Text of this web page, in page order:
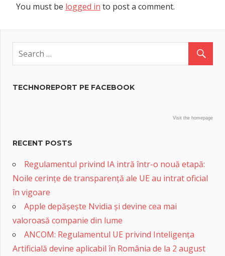
You must be logged in to post a comment.
TECHNOREPORT PE FACEBOOK
Visit the homepage
RECENT POSTS
Regulamentul privind IA intră într-o nouă etapă:
Noile cerințe de transparență ale UE au intrat oficial
în vigoare
Apple depășește Nvidia și devine cea mai
valoroasă companie din lume
ANCOM: Regulamentul UE privind Inteligența
Artificială devine aplicabil în România de la 2 august